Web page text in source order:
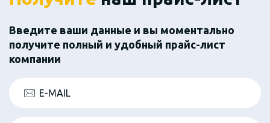
Введите ваши данные и вы моментально
получите полный и удобный прайс-лист
компании
E-MAIL